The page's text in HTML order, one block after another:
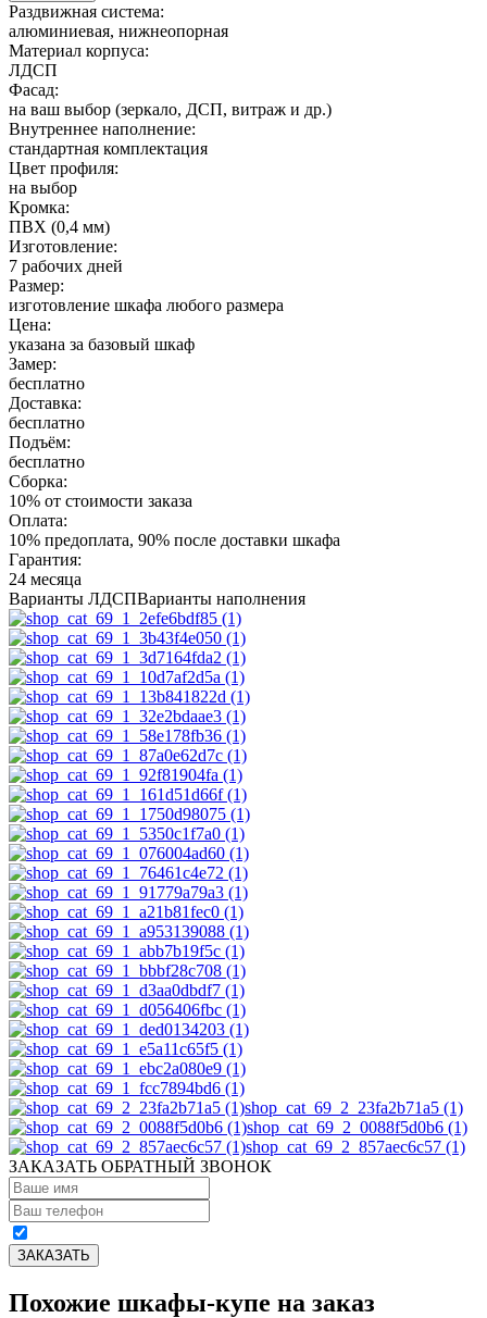
Раздвижная система:
алюминиевая, нижнеопорная
Материал корпуса:
ЛДСП
Фасад:
на ваш выбор (зеркало, ДСП, витраж и др.)
Внутреннее наполнение:
стандартная комплектация
Цвет профиля:
на выбор
Кромка:
ПВХ (0,4 мм)
Изготовление:
7 рабочих дней
Размер:
изготовление шкафа любого размера
Цена:
указана за базовый шкаф
Замер:
бесплатно
Доставка:
бесплатно
Подъём:
бесплатно
Сборка:
10% от стоимости заказа
Оплата:
10% предоплата, 90% после доставки шкафа
Гарантия:
24 месяца
Варианты ЛДСПВарианты наполнения
shop_cat_69_2_23fa2b71a5 (1)
shop_cat_69_2_0088f5d0b6 (1)
shop_cat_69_2_857aec6c57 (1)
ЗАКАЗАТЬ ОБРАТНЫЙ ЗВОНОК
Похожие шкафы-купе на заказ